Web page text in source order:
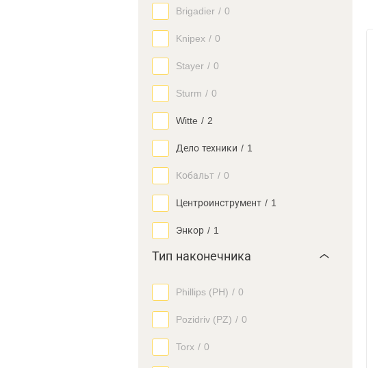
Brigadier / 0
Knipex / 0
Stayer / 0
Sturm / 0
Witte / 2
Дело техники / 1
Кобальт / 0
Центроинструмент / 1
Энкор / 1
Тип наконечника
Phillips (PH) / 0
Pozidriv (PZ) / 0
Torx / 0